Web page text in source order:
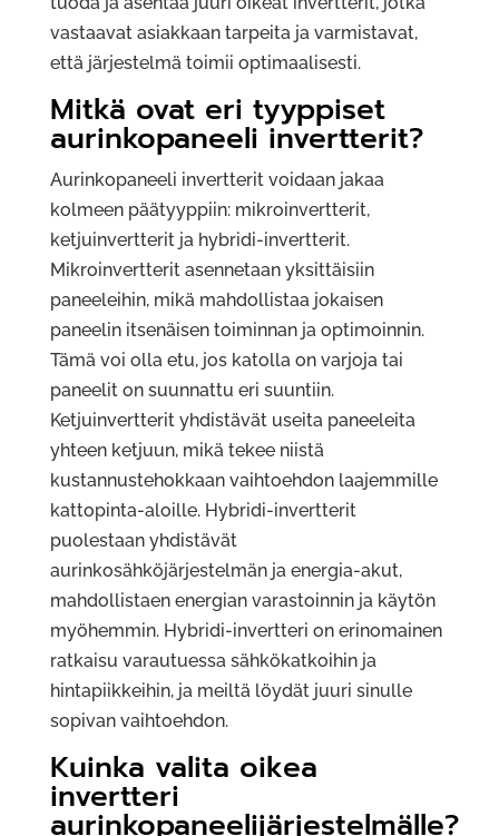
vastaavat asiakkaan tarpeita ja varmistavat,
että järjestelmä toimii optimaalisesti.
Mitkä ovat eri tyyppiset
aurinkopaneeli invertterit?
Aurinkopaneeli invertterit voidaan jakaa
kolmeen päätyyppiin: mikroinvertterit,
ketjuinvertterit ja hybridi-invertterit.
Mikroinvertterit asennetaan yksittäisiin
paneeleihin, mikä mahdollistaa jokaisen
paneelin itsenäisen toiminnan ja optimoinnin.
Tämä voi olla etu, jos katolla on varjoja tai
paneelit on suunnattu eri suuntiin.
Ketjuinvertterit yhdistävät useita paneeleita
yhteen ketjuun, mikä tekee niistä
kustannustehokkaan vaihtoehdon laajemmille
kattopinta-aloille. Hybridi-invertterit
puolestaan yhdistävät
aurinkosähköjärjestelmän ja energia-akut,
mahdollistaen energian varastoinnin ja käytön
myöhemmin. Hybridi-invertteri on erinomainen
ratkaisu varautuessa sähkökatkoihin ja
hintapiikkeihin, ja meiltä löydät juuri sinulle
sopivan vaihtoehdon.
Kuinka valita oikea
invertteri
aurinkopaneelijärjestelmälle?